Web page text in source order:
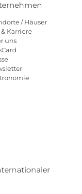
/ Häuser
Karriere
uns